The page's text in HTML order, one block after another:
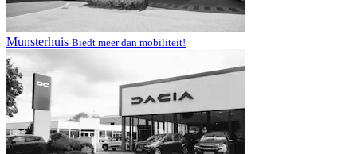
Munsterhuis Biedt meer dan mobiliteit!